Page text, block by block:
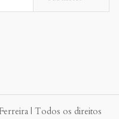
| Todos os direitos